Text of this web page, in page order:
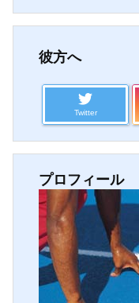
彼方へ
Twitter
プロフィール